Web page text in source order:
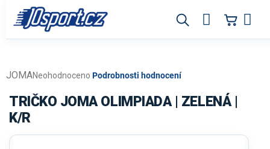
obsah
Průměrné
produktu
je
Neohodnoceno Podrobnosti hodnocení
JOMA
TRIČKO JOMA OLIMPIADA | ZELENÁ |
K/R